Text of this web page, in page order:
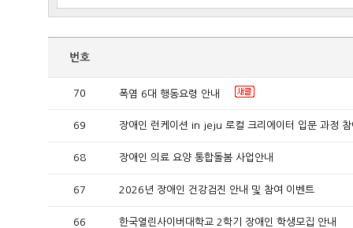
번호
70 폭염 6대 행동요령 안내
69 장애인 런케이션 in jeju 로컬 크리에이터 입문 과정 참
68 장애인 의료 요양 통합돌봄 사업안내
67 2026년 장애인 건강검진 안내 및 참여 이벤트
66 한국열린사이버대학교 2학기 장애인 학생모집 안내